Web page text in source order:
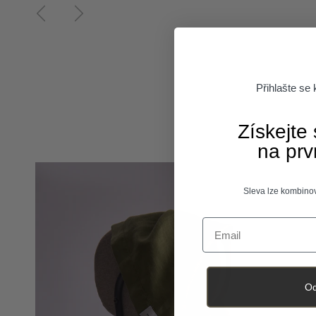
Poprzedni
Přihlašte se
Získejte
na
Sleva lze
Email